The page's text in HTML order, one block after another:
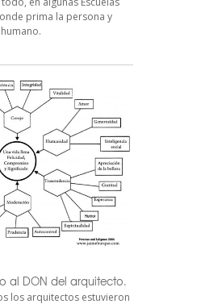
prima la persona y
al DON del arquitecto.
los arquitectos estuvieron